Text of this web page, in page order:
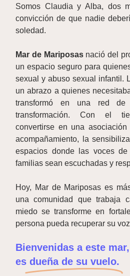
Somos Claudia y Alba, dos
convicción de que nadie
soledad.
Mar de Mariposasnació del
un espacio seguro para
sexual y abuso sexual infantil.
un abrazo a quienes
transformó en una red de
transformación. Con el
convertirse en una asociación
acompañamiento, la
espacios donde las voces
familias sean escuchadas y
Hoy, Mar de Mariposas es
una comunidad que trabaja
miedo se transforme en
persona pueda recuperar su
Bienvenidas a este
es dueña de su vuelo.